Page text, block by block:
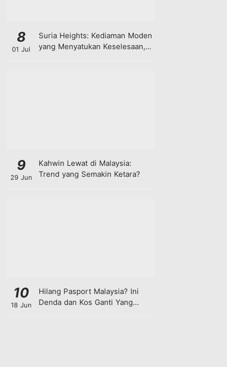
8
01 Jul
Suria Heights: Kediaman Moden
yang Menyatukan Keselesaan,
9
29 Jun
Kahwin Lewat di Malaysia:
Trend yang Semakin Ketara?
10
18 Jun
Hilang Pasport Malaysia? Ini
Denda dan Kos Ganti Yang